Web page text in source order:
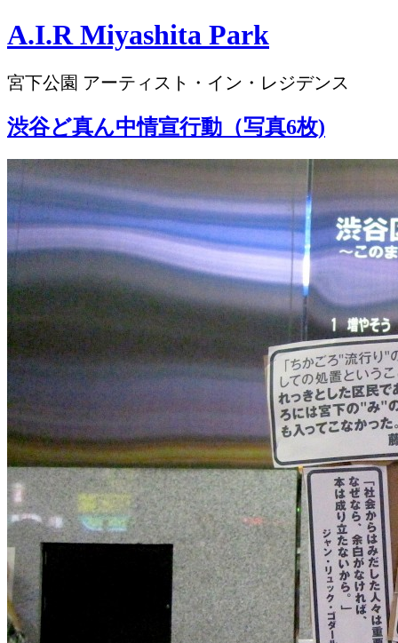
A.I.R Miyashita Park
宮下公園 アーティスト・イン・レジデンス
渋谷ど真ん中情宣行動（写真6枚)